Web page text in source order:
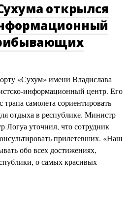
открылся
«Сухум» имени Владислава
информационный центр. Его
самолета сориентировать
отдыха в республике. Министр
Логуа уточнил, что сотрудник
прилетевших. «Наш
обо всех достижениях,
о самых красивых